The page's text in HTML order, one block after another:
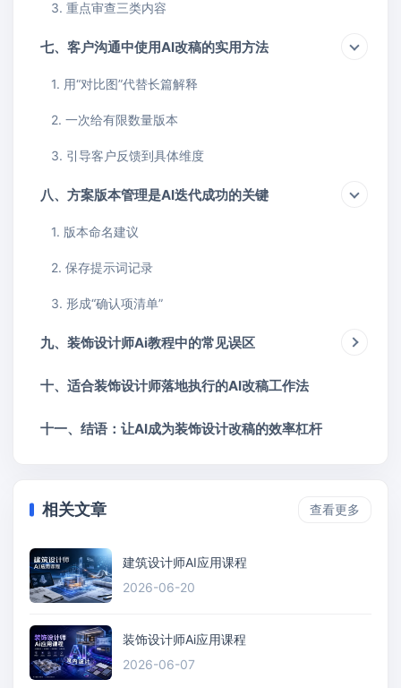
3. 重点审查三类内容
七、客户沟通中使用AI改稿的实用方法
1. 用“对比图”代替长篇解释
2. 一次给有限数量版本
3. 引导客户反馈到具体维度
八、方案版本管理是AI迭代成功的关键
1. 版本命名建议
2. 保存提示词记录
3. 形成“确认项清单”
九、装饰设计师Ai教程中的常见误区
十、适合装饰设计师落地执行的AI改稿工作法
十一、结语：让AI成为装饰设计改稿的效率杠杆
相关文章 查看更多
建筑设计师AI应用课程
2026-06-20
装饰设计师Ai应用课程
2026-06-07